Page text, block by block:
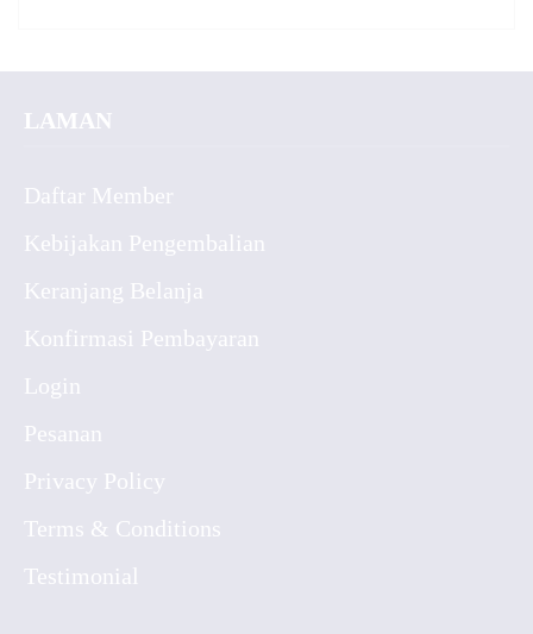
LAMAN
Daftar Member
Kebijakan Pengembalian
Keranjang Belanja
Konfirmasi Pembayaran
Login
Pesanan
Privacy Policy
Terms & Conditions
Testimonial